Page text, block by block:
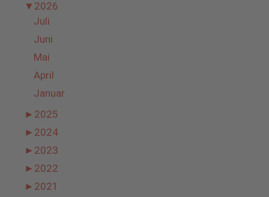
▼ 2026
Juli
Juni
Mai
April
Januar
► 2025
► 2024
► 2023
► 2022
► 2021